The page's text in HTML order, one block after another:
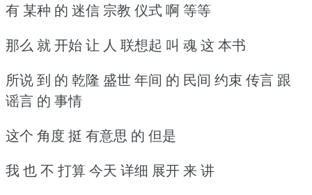
有 某种 的 迷信 宗教 仪式 啊 等等
那么 就 开始 让 人 联想起 叫 魂 这 本书
所说 到 的 乾隆 盛世 年间 的 民间 约束 传言 跟
谣言 的 事情
这个 角度 挺 有意思 的 但是
我 也 不 打算 今天 详细 展开 来 讲